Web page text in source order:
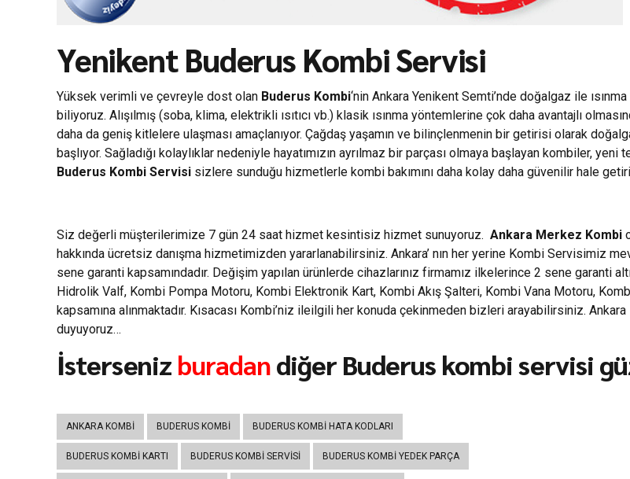
Yenikent Buderus Kombi Servisi
Yüksek verimli ve çevreyle dost olan Buderus Kombi‘nin Ankara Yenikent Semti’nde doğalgaz ile
biliyoruz. Alışılmış (soba, klima, elektrikli ısıtıcı vb.) klasik ısınma yöntemlerine çok daha avantajlı
daha da geniş kitlelere ulaşması amaçlanıyor. Çağdaş yaşamın ve bilinçlenmenin bir getirisi olarak
başlıyor. Sağladığı kolaylıklar nedeniyle hayatımızın ayrılmaz bir parçası olmaya başlayan kombiler,
Buderus Kombi Servisi sizlere sunduğu hizmetlerle kombi bakımını daha kolay daha güvenilir hale
Siz değerli müşterilerimize 7 gün 24 saat hizmet kesintisiz hizmet sunuyoruz. Ankara Merkez Kombi
hakkında ücretsiz danışma hizmetimizden yararlanabilirsiniz. Ankara’ nın her yerine Kombi Servisimiz
sene garanti kapsamındadır. Değişim yapılan ürünlerde cihazlarınız firmamız ilkelerince 2 sene garanti
Hidrolik Valf, Kombi Pompa Motoru, Kombi Elektronik Kart, Kombi Akış Şalteri, Kombi Vana Motoru, Kombi
kapsamına alınmaktadır. Kısacası Kombi’niz ileilgili her konuda çekinmeden bizleri arayabilirsiniz.
duyuyoruz…
İsterseniz buradandiğer Buderus kombi servisi
ANKARA KOMBI BUDERUS KOMBI BUDERUS KOMBI HATA KODLARI
BUDERUS KOMBI KARTI BUDERUS KOMBI SERVISI BUDERUS KOMBI YEDEK PARÇA